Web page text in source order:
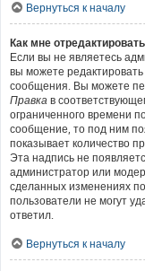
Вернуться к началу
Как мне
Если вы не являетесь
вы можете
сообщения. Вы можете
Правка в
ограниченного времени
сообщение, то под ним
показывает количество
Эта надпись не
администратор или
сделанных изменениях
пользователи не могут
ответил.
Вернуться к началу